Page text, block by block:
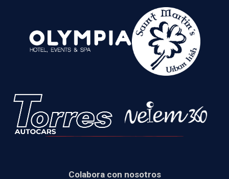
Colabora con nosotros